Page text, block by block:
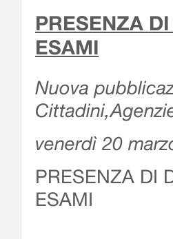
PRESENZA
ESAMI
Nuova
venerdì 20
PRESENZA DI
ESAMI